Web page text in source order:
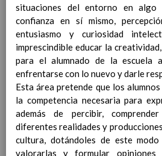
Proyecto
CatÃ³lica en
etapa
15
medio
situaciones del entorno en
confianza en sí mismo,
entusiasmo y curiosidad
imprescindible educar la
para el alumnado de la escuela
enfrentarse con lo nuevo y darle
Esta área pretende que los
la competencia necesaria para
además de percibir,
diferentes realidades y
cultura, dotándoles de este
valorarlas y formular opiniones